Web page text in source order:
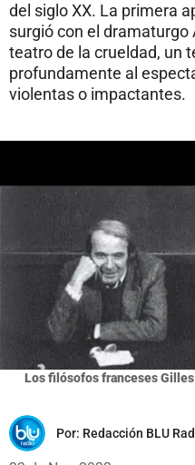
del siglo XX. La primera
surgió con el
teatro de la crueldad, un
profundamente al
violentas o impactantes.
Los filósofos franceses
Por: Redacción BLU